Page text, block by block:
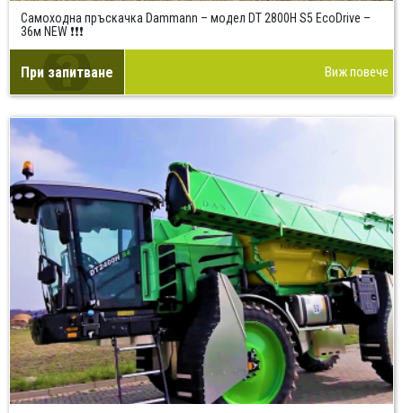
Самоходна пръскачка Dammann – модел DT 2800H S5 EcoDrive –
36м NEW ❗❗❗
При запитване Виж повече